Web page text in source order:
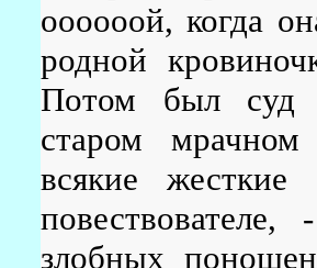
оооооой, когда
родной
Потом был суд
старом мрачном
всякие
злобных